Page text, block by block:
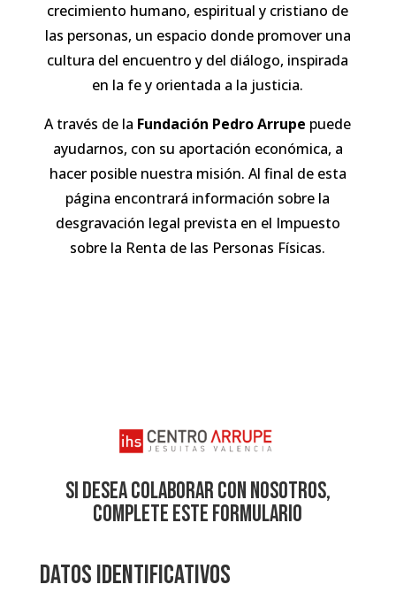
crecimiento humano, espiritual y cristiano de
las personas, un espacio donde promover una
cultura del encuentro y del diálogo, inspirada
en la fe y orientada a la justicia.
A través de la Fundación Pedro Arrupe puede
ayudarnos, con su aportación económica, a
hacer posible nuestra misión. Al final de esta
página encontrará información sobre la
desgravación legal prevista en el Impuesto
sobre la Renta de las Personas Físicas.
Si desea colaborar con nosotros,
complete este formulario
Datos identificativos